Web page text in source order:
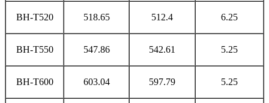
BH-T520 518.65 512.4 6.25
BH-T550 547.86 542.61 5.25
BH-T600 603.04 597.79 5.25